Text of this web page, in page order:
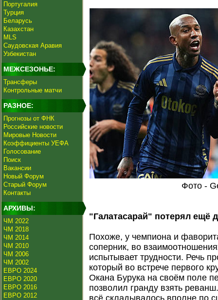
Португалия
Турция
Беларусь
Казахстан
MLS
Саудовская Аравия
Узбекистан
МЕЖСЕЗОНЬЕ:
Трансферы
Контрольные матчи
РАЗНОЕ:
Прогнозы от ФНК
Российские новости
Мировые Новости
Коэффициенты УЕФА
Голосование
Поиск
Вакансии
Новый Форум
Старый Форум
Контакты
АРХИВЫ:
ЧМ 2022
ЧМ 2018
ЧМ 2014
ЧМ 2010
ЧМ 2006
ЧМ 2002
ЕВРО 2024
ЕВРО 2020
ЕВРО 2016
ЕВРО 2012
Фото -
"Галатасарай" потерял ещё
Похоже, у чемпиона и
соперник, во
испытывает трудности. Речь
который во встрече первого
Окана Бурука на своём поле
позволил гранду взять
всё складывалось вполне по